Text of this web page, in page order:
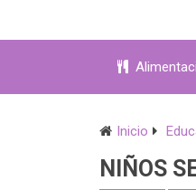
Inicio
NIÑOS